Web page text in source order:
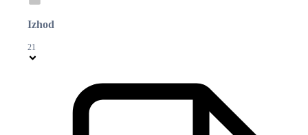
Izhod
21